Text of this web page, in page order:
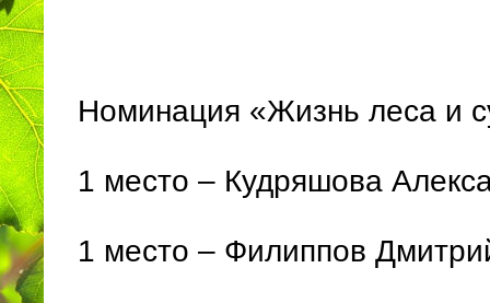
Номинация «Жизнь леса и
1 место – Кудряшова
1 место – Филиппов